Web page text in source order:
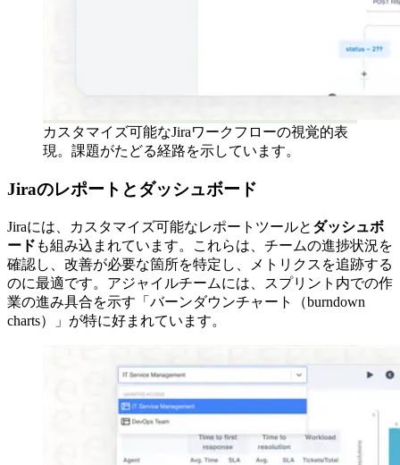
カスタマイズ可能なJiraワークフローの視覚的表
現。課題がたどる経路を示しています。
Jiraのレポートとダッシュボード
Jiraには、カスタマイズ可能なレポートツールと ダッシュボ
ード も組み込まれています。これらは、チームの進捗状況を
確認し、改善が必要な箇所を特定し、メトリクスを追跡する
のに最適です。アジャイルチームには、スプリント内での作
業の進み具合を示す「バーンダウンチャート（burndown
charts）」が特に好まれています。